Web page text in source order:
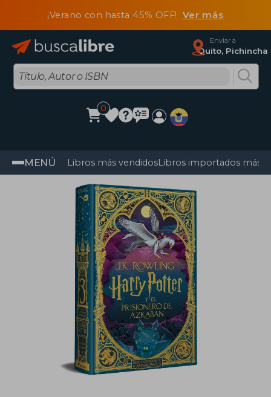
¡Verano con hasta 45% OFF! Ver más
Enviar a
Quito, Pichincha
0
MENÚ Libros más vendidosLibros importados más